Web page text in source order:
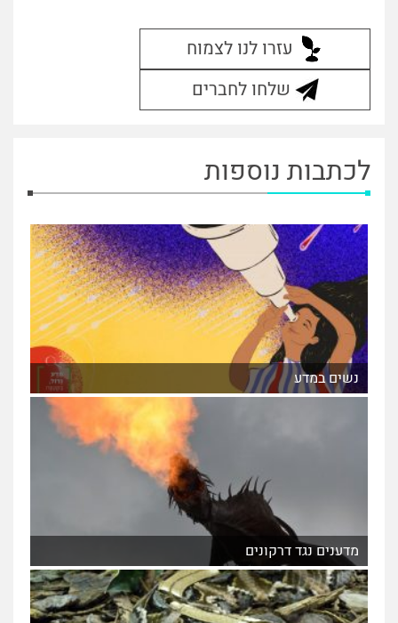
עזרו לנו לצמוח
שלחו לחברים
לכתבות נוספות
נשים במדע
מדענים נגד דרקונים